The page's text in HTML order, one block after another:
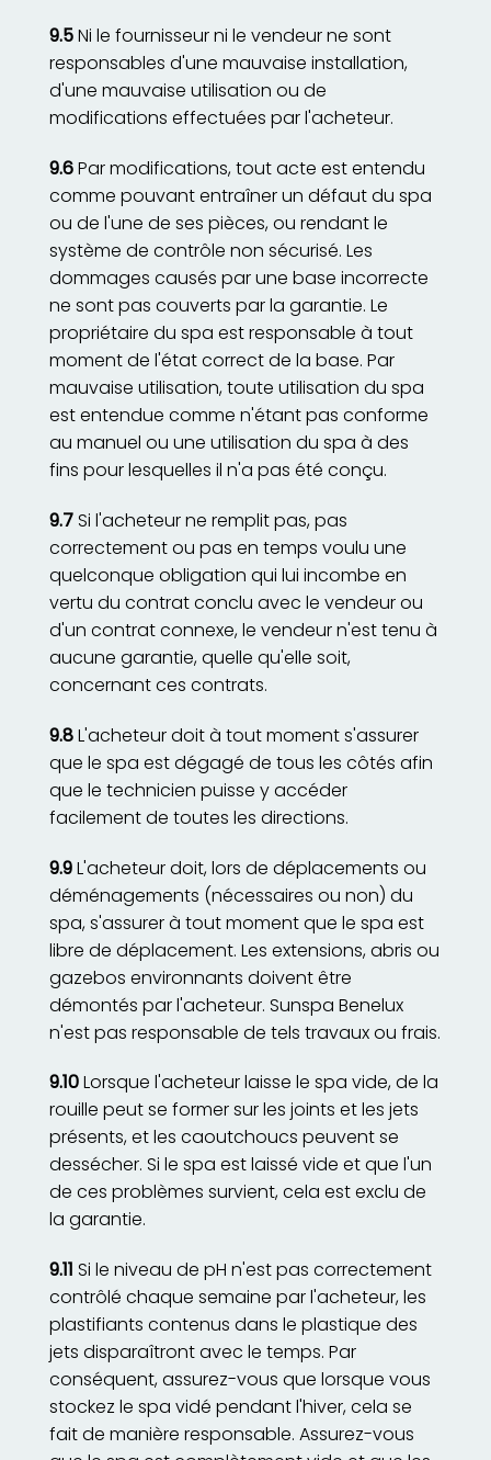
9.5Ni le fournisseur ni le vendeur ne sont
responsables d'une mauvaise installation,
d'une mauvaise utilisation ou de
modifications effectuées par l'acheteur.
9.6Par modifications, tout acte est entendu
comme pouvant entraîner un défaut du spa
ou de l'une de ses pièces, ou rendant le
système de contrôle non sécurisé. Les
dommages causés par une base incorrecte
ne sont pas couverts par la garantie. Le
propriétaire du spa est responsable à tout
moment de l'état correct de la base. Par
mauvaise utilisation, toute utilisation du spa
est entendue comme n'étant pas conforme
au manuel ou une utilisation du spa à des
fins pour lesquelles il n'a pas été conçu.
9.7Si l'acheteur ne remplit pas, pas
correctement ou pas en temps voulu une
quelconque obligation qui lui incombe en
vertu du contrat conclu avec le vendeur ou
d'un contrat connexe, le vendeur n'est tenu à
aucune garantie, quelle qu'elle soit,
concernant ces contrats.
9.8L'acheteur doit à tout moment s'assurer
que le spa est dégagé de tous les côtés afin
que le technicien puisse y accéder
facilement de toutes les directions.
9.9L'acheteur doit, lors de déplacements ou
déménagements (nécessaires ou non) du
spa, s'assurer à tout moment que le spa est
libre de déplacement. Les extensions, abris ou
gazebos environnants doivent être
démontés par l'acheteur. Sunspa Benelux
n'est pas responsable de tels travaux ou frais.
9.10Lorsque l'acheteur laisse le spa vide, de la
rouille peut se former sur les joints et les jets
présents, et les caoutchoucs peuvent se
dessécher. Si le spa est laissé vide et que l'un
de ces problèmes survient, cela est exclu de
la garantie.
9.11 Si le niveau de pH n'est pas correctement
contrôlé chaque semaine par l'acheteur, les
plastifiants contenus dans le plastique des
jets disparaîtront avec le temps. Par
conséquent, assurez-vous que lorsque vous
stockez le spa vidé pendant l'hiver, cela se
fait de manière responsable. Assurez-vous